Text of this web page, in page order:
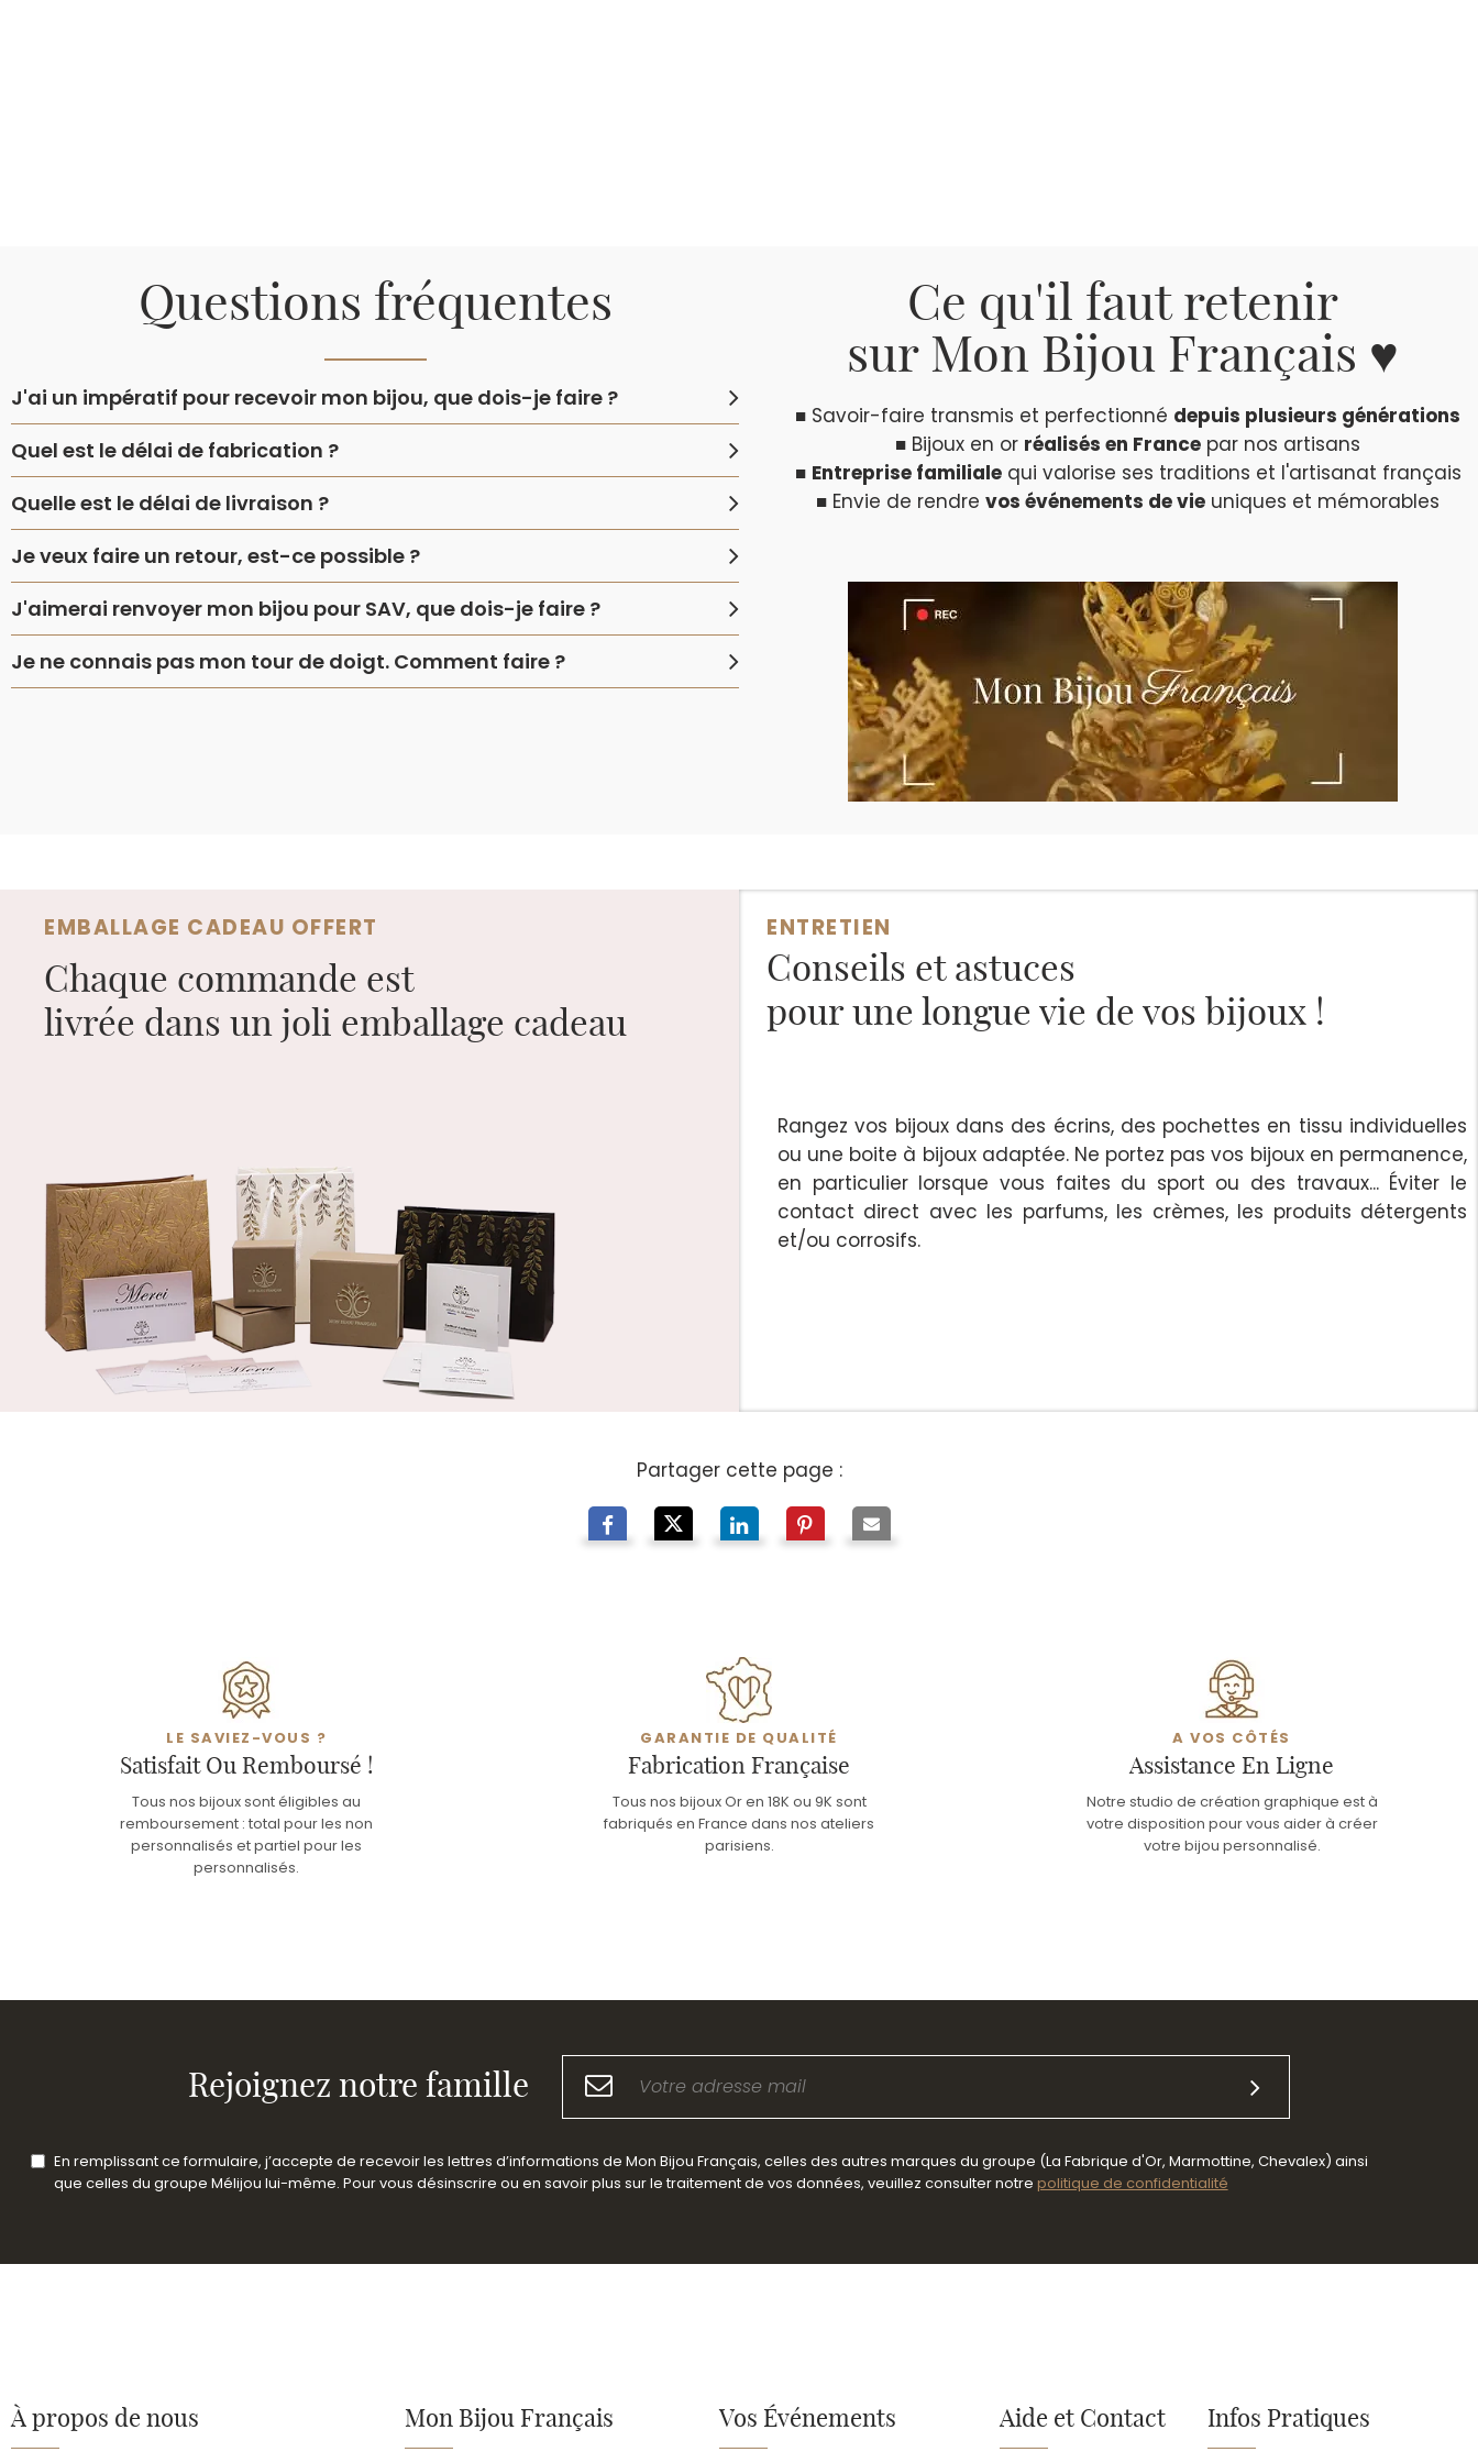
Questions fréquentes
J'ai un impératif pour recevoir mon bijou, que dois-je faire ?
Quel est le délai de fabrication ?
Quelle est le délai de livraison ?
Je veux faire un retour, est-ce possible ?
J'aimerai renvoyer mon bijou pour SAV, que dois-je faire ?
Je ne connais pas mon tour de doigt. Comment faire ?
Ce qu'il faut retenir
sur Mon Bijou Français ♥
■ Savoir-faire transmis et perfectionné depuis plusieurs générations
■ Bijoux en or réalisés en France par nos artisans
■ Entreprise familialequi valorise ses traditions et l'artisanat français
■ Envie de rendre vos événements de vie uniques et mémorables
EMBALLAGE CADEAU OFFERT
Chaque commande est
livrée dans un joli emballage cadeau
ENTRETIEN
Conseils et astuces
pour une longue vie de vos bijoux !
Rangez vos bijoux dans des écrins, des pochettes en tissu individuelles
ou une boite à bijoux adaptée. Ne portez pas vos bijoux en permanence,
en particulier lorsque vous faites du sport ou des travaux... Éviter le
contact direct avec les parfums, les crèmes, les produits détergents
et/ou corrosifs.
Partager cette page :
LE SAVIEZ-VOUS ?
Satisfait Ou Remboursé !
Tous nos bijoux sont éligibles au
remboursement : total pour les non
personnalisés et partiel pour les
personnalisés.
GARANTIE DE QUALITÉ
Fabrication Française
Tous nos bijoux Or en 18K ou 9K sont
fabriqués en France dans nos ateliers
parisiens.
A VOS CÔTÉS
Assistance En Ligne
Notre studio de création graphique est à
votre disposition pour vous aider à créer
votre bijou personnalisé.
Rejoignez notre famille
En remplissant ce formulaire, j’accepte de recevoir les lettres d’informations de Mon Bijou Français, celles des autres marques du groupe (La Fabrique d'Or, Marmottine, Chevalex) ainsi
que celles du groupe Mélijou lui-même. Pour vous désinscrire ou en savoir plus sur le traitement de vos données, veuillez consulter notre politique de confidentialité
À propos de nous Mon Bijou Français Vos Événements Aide et Contact Infos Pratiques